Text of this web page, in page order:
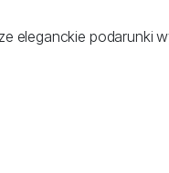
eleganckie podarunki